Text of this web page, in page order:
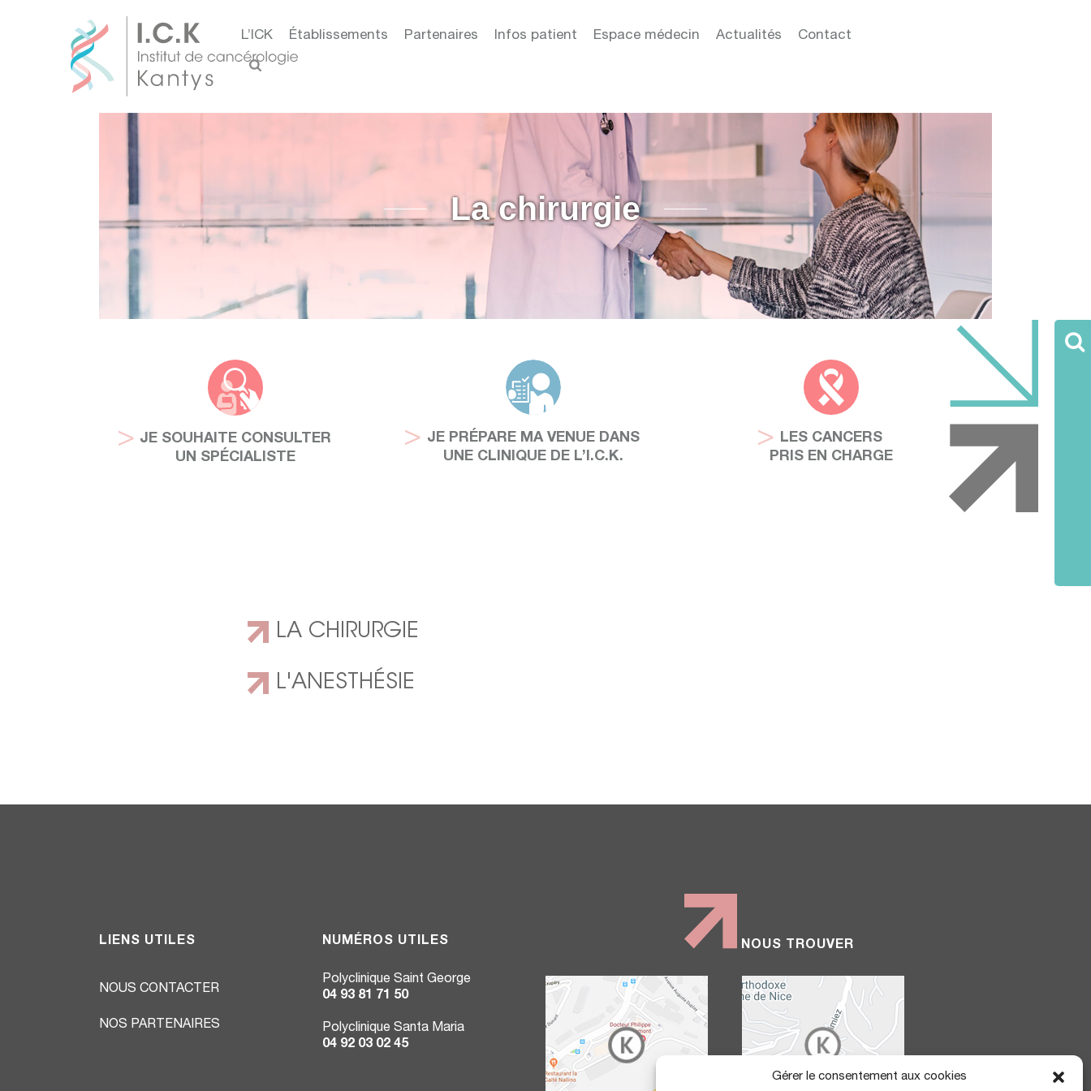
Gérer le consentement aux cookies
L’ICK Établissements Partenaires Infos patient Espace médecin Actualités Contact
La chirurgie
JE SOUHAITE CONSULTER
UN SPÉCIALISTE
JE PRÉPARE MA VENUE DANS
UNE CLINIQUE DE L’I.C.K.
LES CANCERS
PRIS EN CHARGE
LA CHIRURGIE
L'ANESTHÉSIE
LIENS UTILES
NOUS CONTACTER
NOS PARTENAIRES
NUMÉROS UTILES
Polyclinique Saint George
04 93 81 71 50
Polyclinique Santa Maria
04 92 03 02 45
NOUS TROUVER